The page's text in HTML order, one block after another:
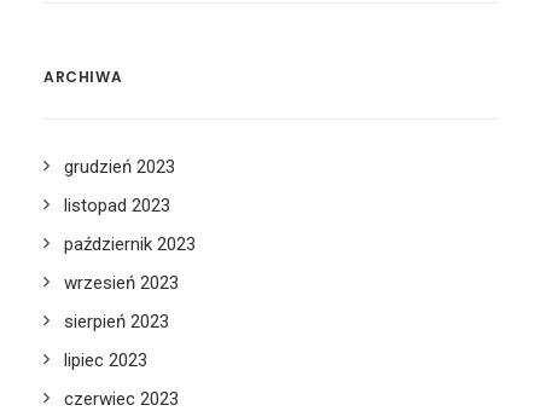
ARCHIWA
grudzień 2023
listopad 2023
październik 2023
wrzesień 2023
sierpień 2023
lipiec 2023
czerwiec 2023